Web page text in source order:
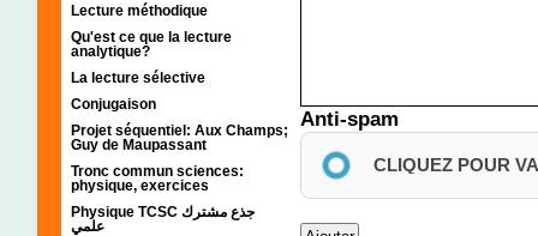
Lecture méthodique
Qu'est ce que la lecture
analytique?
La lecture sélective
Conjugaison
Projet séquentiel: Aux Champs;
Guy de Maupassant
Tronc commun sciences:
physique, exercices
Physique TCSC جذع مشترك
علمي
Anti-spam
CLIQUEZ POUR